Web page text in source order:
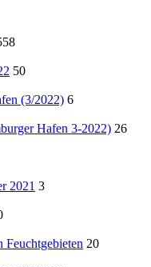
50
(3/2022) 6
Hafen 3-2022) 26
2021 3
Feuchtgebieten 20